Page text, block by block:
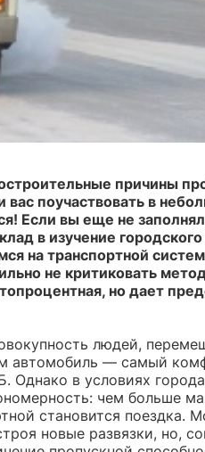
причины
поучаствовать в
Если вы еще не
в изучение
на транспортной
не критиковать
но дает
людей,
автомобиль — самый
Однако в условиях города
чем больше
становится поездка.
новые развязки, но,